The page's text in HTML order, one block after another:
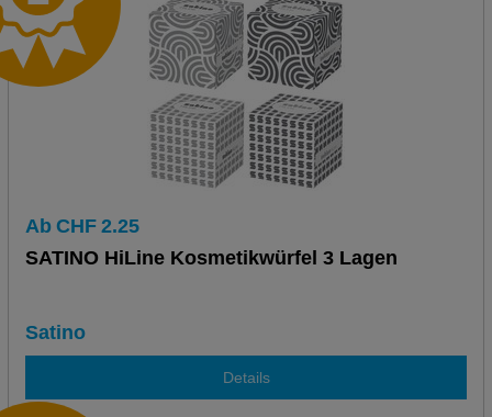
Ab CHF 2.25
SATINO HiLine Kosmetikwürfel 3 Lagen
Satino
Details